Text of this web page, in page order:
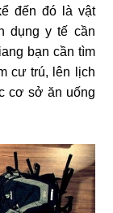
đến đó là vật
dụng y tế cần
bạn cần tìm
cư trú, lên lịch
cơ sở ăn uống